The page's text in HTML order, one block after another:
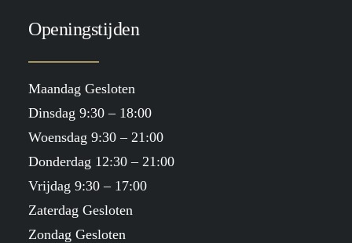
Openingstijden
Maandag Gesloten
Dinsdag 9:30 – 18:00
Woensdag 9:30 – 21:00
Donderdag 12:30 – 21:00
Vrijdag 9:30 – 17:00
Zaterdag Gesloten
Zondag Gesloten